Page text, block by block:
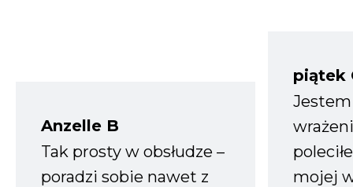
Anzelle B
Tak prosty w obsłudze –
poradzi sobie nawet z
piątek
mojej